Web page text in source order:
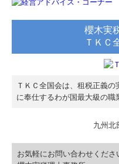
税務カレンダー
個人情報保護方針
社長メニューASP版
TKCシステムQ&A
櫻木実
ＴＫＣ
ＴＫＣ全国会は、租税正義
に奉仕するわが国最大級の職
九州北
お気軽にお問い合わせくださ